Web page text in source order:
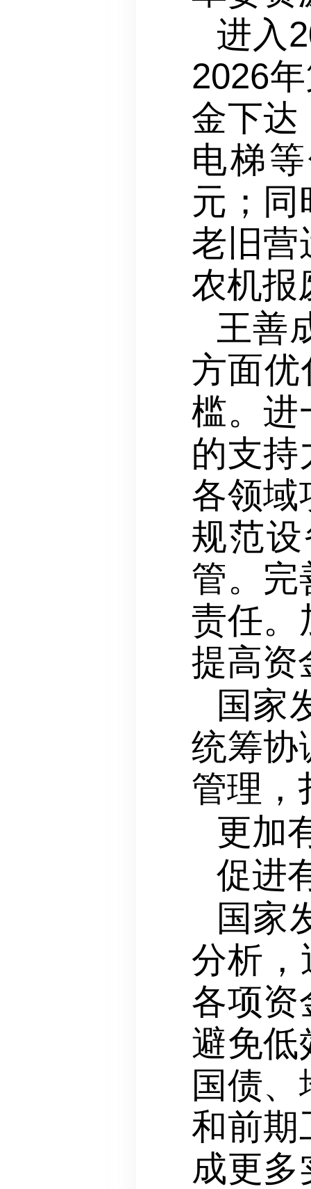
进入
2026
金下达
电梯
元；同
老旧营
农机报
王善
方面优
槛。进
的支持
各领域
规范
管。完
责任。
提高资
国家
统筹协
管理，
更加
促进
国家
分析，
各项资
避免低
国债
和前期
成更